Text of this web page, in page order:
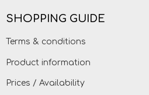
SHOPPING GUIDE
Terms & conditions
Product information
Prices / Availability